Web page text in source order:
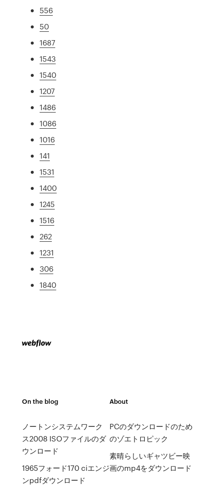
556
50
1687
1543
1540
1207
1486
1086
1016
141
1531
1400
1245
1516
262
1231
306
1840
On the blog
ノートンシステムワーク
ス2008 ISOファイルのダ
ウンロード
1965フォード170 ciエンジ
ンpdfダウンロード
About
PCのダウンロードのため
のゾエトロピック
素晴らしいギャツビー映
画のmp4をダウンロード